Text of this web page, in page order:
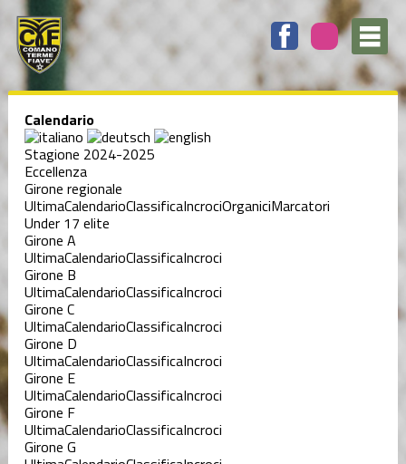
Calendario
Stagione 2024-2025
Eccellenza
Girone regionale
UltimaCalendarioClassificaIncrociOrganiciMarcatori
Under 17 elite
Girone A
UltimaCalendarioClassificaIncroci
Girone B
UltimaCalendarioClassificaIncroci
Girone C
UltimaCalendarioClassificaIncroci
Girone D
UltimaCalendarioClassificaIncroci
Girone E
UltimaCalendarioClassificaIncroci
Girone F
UltimaCalendarioClassificaIncroci
Girone G